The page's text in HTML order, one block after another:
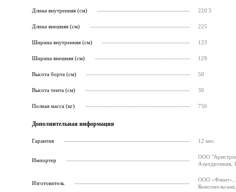
Длина внутренняя (см) 220.5
Длина внешняя (см) 225
Ширина внутренняя (см) 123
Ширина внешняя (см) 129
Высота борта (см) 50
Высота тента (см) 30
Полная масса (кг) 750
Дополнительная информация
Гарантия 12 мес.
Импортер
ООО
Аэродромная,
Изготовитель
ООО «Флинт»,